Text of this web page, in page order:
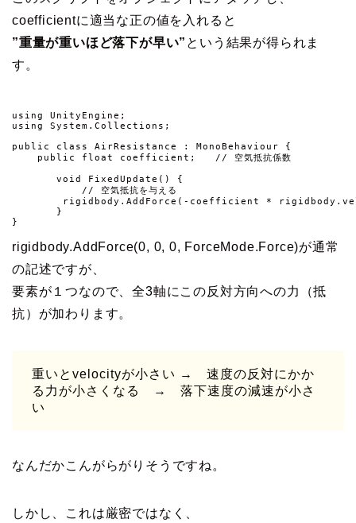
coefficientに適当な正の値を入れると
”重量が重いほど落下が早い” という結果が得られま
す。
using UnityEngine;
using System.Collections;
public class AirResistance : MonoBehaviour {
    public float coefficient;   // 空気抵抗係数
rigidbody.AddForce(-coefficient *
}
rigidbody.AddForce(0, 0, 0, ForceMode.Force)が通常
の記述ですが、
要素が１つなので、全3軸にこの反対方向への力（抵
抗）が加わります。
重いとvelocityが小さい → 速度の反対にかか
る力が小さくなる → 落下速度の減速が小さ
い
なんだかこんがらがりそうですね。
しかし、これは厳密ではなく、